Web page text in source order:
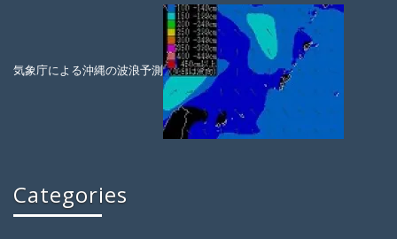
気象庁による沖縄の波浪予測
Categories